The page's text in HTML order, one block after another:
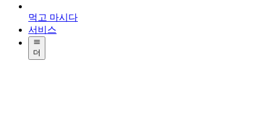
먹고 마시다
서비스
더